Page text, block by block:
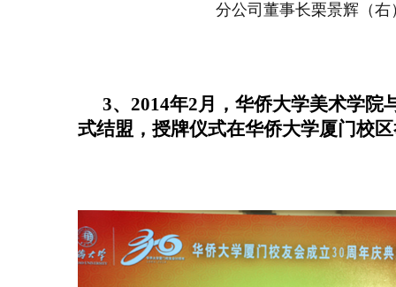
分公司董事长栗景辉（右
3、2014年2月，华侨大学美术学院
式结盟，授牌仪式在华侨大学厦门校